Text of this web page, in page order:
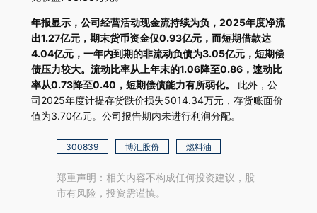
年报显示，公司经营活动现金流持续为负，2025年度净流
出1.27亿元，期末货币资金仅0.93亿元，而短期借款达
4.04亿元，一年内到期的非流动负债为3.05亿元，短期偿
债压力较大。流动比率从上年末的1.06降至0.86，速动比
率从0.73降至0.40，短期偿债能力有所弱化。
此外，公
司2025年度计提存货跌价损失5014.34万元，存货账面价
值为3.70亿元。公司报告期内未进行利润分配。
300839 博汇股份 燃料油
郑重声明：相关内容不构成任何投资建议，股
市有风险，投资需谨慎。